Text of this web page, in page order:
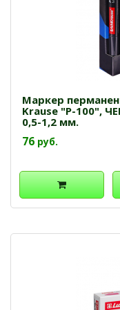
Маркер
Krause "P-100",
0,5-1,2 мм.
76 руб.